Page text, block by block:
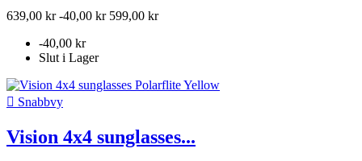
639,00 kr -40,00 kr 599,00 kr
-40,00 kr
Slut i Lager
 Snabbvy
Vision 4x4 sunglasses...